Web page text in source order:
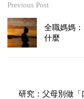
Previous Post
全職媽媽
什麼
研究：父母別做